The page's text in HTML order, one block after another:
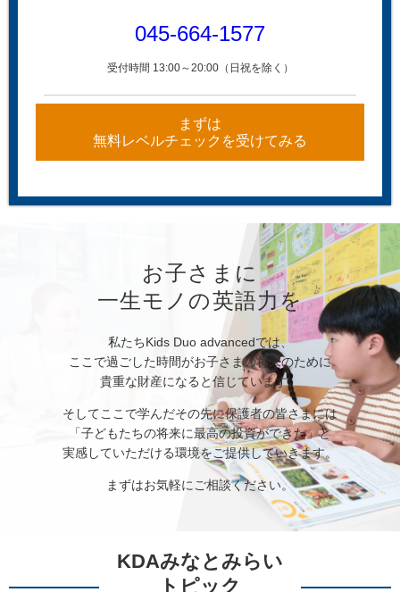
045-664-1577
受付時間 13:00～20:00（日祝を除く）
まずは
無料レベルチェックを受けてみる
お子さまに
一生モノの英語力を
私たちKids Duo advancedでは、
ここで過ごした時間がお子さまの将来のために
貴重な財産になると信じています。
そしてここで学んだその先に保護者の皆さまには
「子どもたちの将来に最高の投資ができた」と
実感していただける環境をご提供していきます。
まずはお気軽にご相談ください。
KDAみなとみらい
トピック